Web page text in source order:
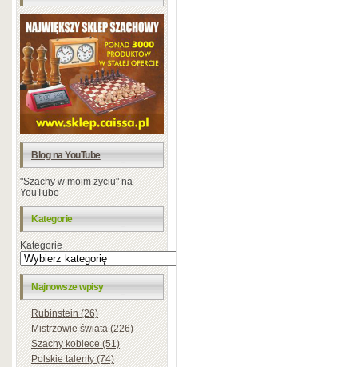
Blog na YouTube
"Szachy w moim życiu" na
YouTube
Kategorie
Kategorie
Najnowsze wpisy
Rubinstein (26)
Mistrzowie świata (226)
Szachy kobiece (51)
Polskie talenty (74)